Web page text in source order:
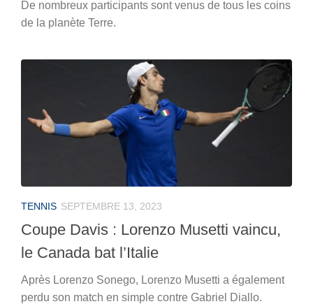
De nombreux participants sont venus de tous les coins
de la planète Terre.
TENNIS SEPTEMBRE 13, 2023
Coupe Davis : Lorenzo Musetti vaincu,
le Canada bat l’Italie
Après Lorenzo Sonego, Lorenzo Musetti a également
perdu son match en simple contre Gabriel Diallo.